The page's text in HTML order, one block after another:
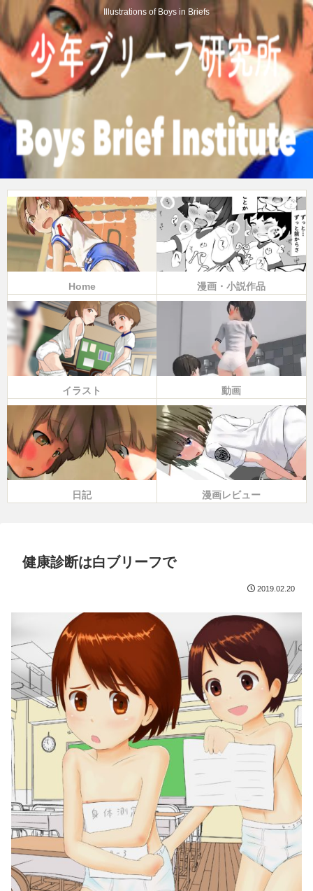
Illustrations of Boys in Briefs
Home 漫画・小説作品
イラスト 動画
日記 漫画レビュー
健康診断は白ブリーフで
2019.02.20